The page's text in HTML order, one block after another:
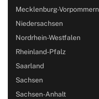
Mecklenburg-Vorpommern
Niedersachsen
Nordrhein-Westfalen
Rheinland-Pfalz
Saarland
Sachsen
Sachsen-Anhalt